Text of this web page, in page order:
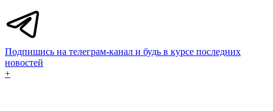
Подпишись на телеграм-канал и будь в курсе последних
новостей
+